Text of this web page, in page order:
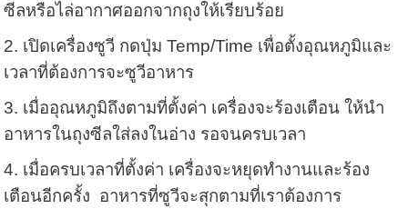
ซีลหรือไล่อากาศออกจากถุงให้เรียบร้อย
2. เปิดเครื่องซูวี กดปุ่ม Temp/Time เพื่อตั้งอุณหภูมิและ
เวลาที่ต้องการจะซูวีอาหาร
3. เมื่ออุณหภูมิถึงตามที่ตั้งค่า เครื่องจะร้องเตือน ให้นำ
อาหารในถุงซีลใส่ลงในอ่าง รอจนครบเวลา
4. เมื่อครบเวลาที่ตั้งค่า เครื่องจะหยุดทำงานและร้อง
เตือนอีกครั้ง อาหารที่ซูวีจะสุกตามที่เราต้องการ